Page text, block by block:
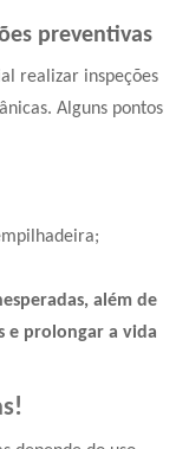
preventivas
realizar inspeções
Alguns pontos
além de
e prolongar a vida